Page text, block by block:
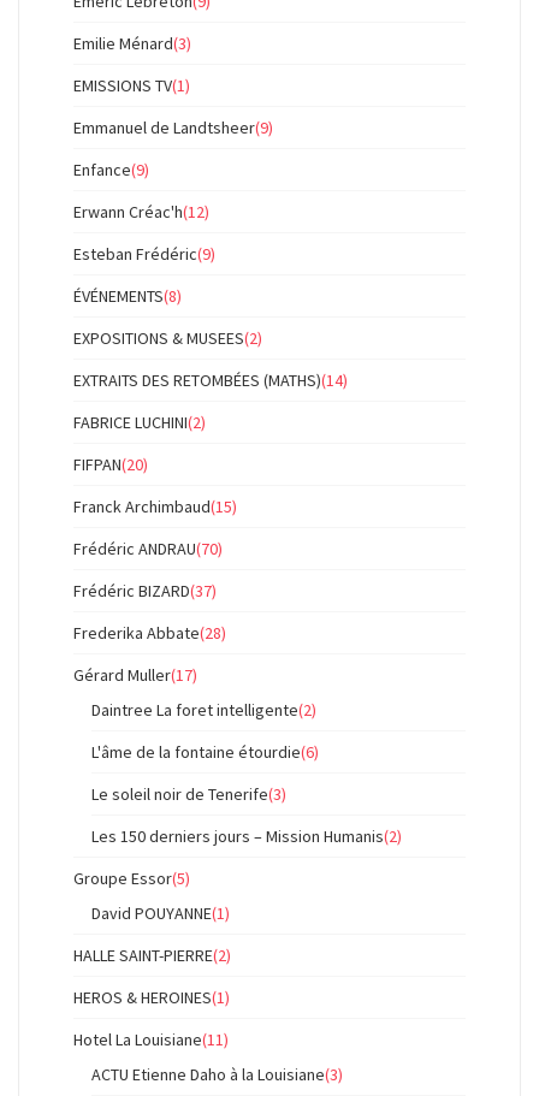
Emilie Ménard(3)
EMISSIONS TV(1)
Emmanuel de Landtsheer(9)
Enfance(9)
Erwann Créac'h(12)
Esteban Frédéric(9)
ÉVÉNEMENTS(8)
EXPOSITIONS & MUSEES(2)
EXTRAITS DES RETOMBÉES (MATHS)(14)
FABRICE LUCHINI(2)
FIFPAN(20)
Franck Archimbaud(15)
Frédéric ANDRAU(70)
Frédéric BIZARD(37)
Frederika Abbate(28)
Gérard Muller(17)
Daintree La foret intelligente(2)
L'âme de la fontaine étourdie(6)
Le soleil noir de Tenerife(3)
Les 150 derniers jours – Mission Humanis(2)
Groupe Essor(5)
David POUYANNE(1)
HALLE SAINT-PIERRE(2)
HEROS & HEROINES(1)
Hotel La Louisiane(11)
ACTU Etienne Daho à la Louisiane(3)